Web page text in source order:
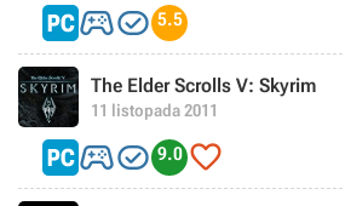
 5.5
The Elder Scrolls V: Skyrim
11 listopada 2011
 9.0 